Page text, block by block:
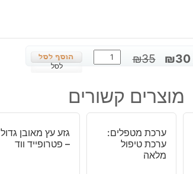
₪35
המחיר
היה:
₪35.
₪30
המחיר
הוא:
₪30.
כמות
של
לג'ולי
כדור
עץ
לסל
מוצרים קשורים
ערכת מטפלים:
ערכת טיפול
מלאה
גזע עץ מאובן גדול
– פטרופייד ווד